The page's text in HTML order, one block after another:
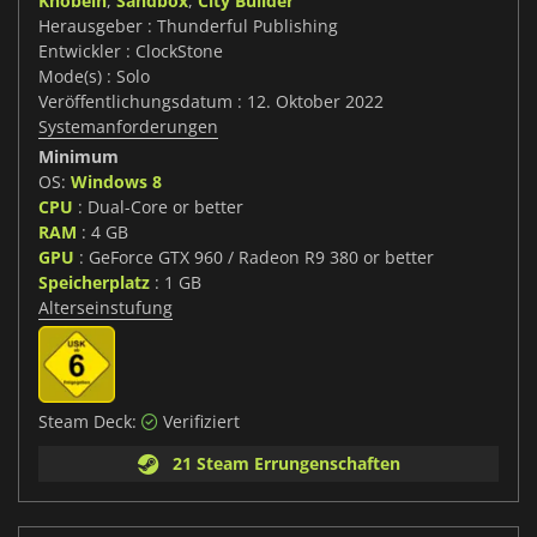
Herausgeber : Thunderful Publishing
Entwickler : ClockStone
Mode(s) : Solo
Veröffentlichungsdatum : 12. Oktober 2022
Systemanforderungen
Minimum
OS: Windows 8
CPU : Dual-Core or better
RAM : 4 GB
GPU : GeForce GTX 960 / Radeon R9 380 or better
Speicherplatz : 1 GB
Alterseinstufung
Steam Deck:
Verifiziert
21 Steam Errungenschaften